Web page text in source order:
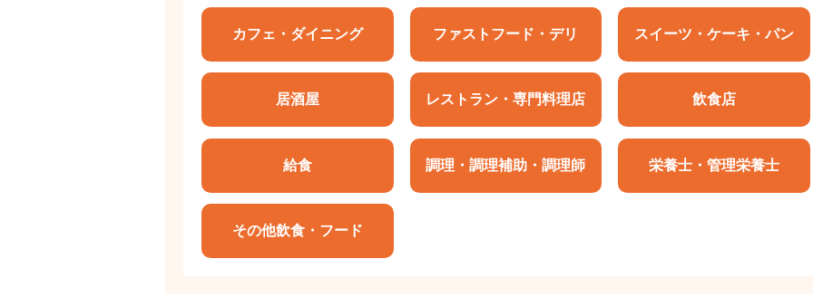
カフェ・ダイニング ファストフード・デリ スイーツ・ケーキ・パン
居酒屋 レストラン・専門料理店 飲食店
給食 調理・調理補助・調理師 栄養士・管理栄養士
その他飲食・フード